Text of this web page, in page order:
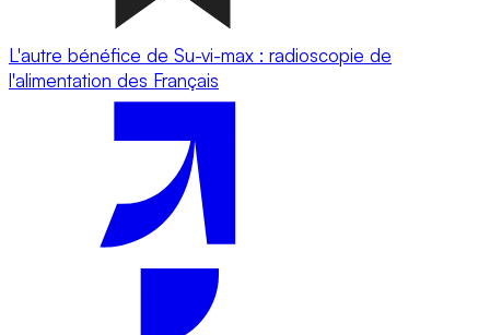
L'autre bénéfice de Su-vi-max : radioscopie de
l'alimentation des Français